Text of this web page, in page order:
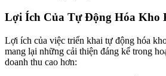
Lợi Ích Của Tự Động Hóa Kho
Lợi ích của việc triển khai tự động hóa
mang lại những cải thiện đáng kể trong
doanh thu cao hơn: